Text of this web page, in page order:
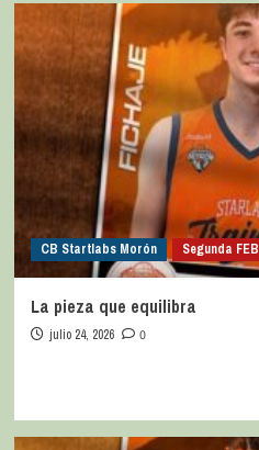
CB Startlabs Morón Segunda FEB
La pieza que equilibra
julio 24, 2026 0